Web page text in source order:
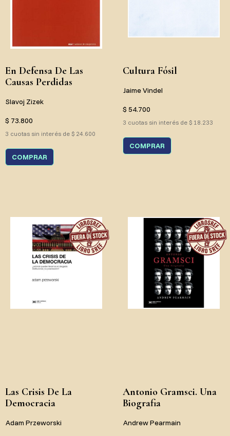
En Defensa De Las
Causas Perdidas
Slavoj Zizek
$ 73.800
3 cuotas sin interés de $ 24.600
COMPRAR
Cultura Fósil
Jaime Vindel
$ 54.700
3 cuotas sin interés de $ 18.233
COMPRAR
Las Crisis De La
Democracia
Adam Przeworski
Antonio Gramsci. Una
Biografia
Andrew Pearmain